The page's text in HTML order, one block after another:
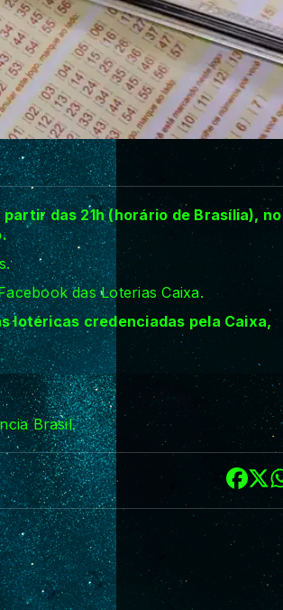
das 21h (horário de Brasília), no
das Loterias Caixa.
lotéricas credenciadas pela Caixa,
Brasil.